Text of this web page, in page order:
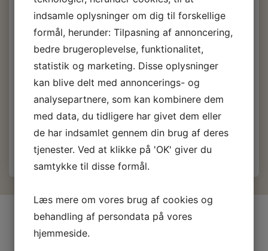
PVC Skum 75 kg./m3,
15 mm. plan plade
467,00 DKKm/Moms
373,60 DKKu/Moms)
Læg i kurv
INFORMATIONER
Firma profil
indsamle oplysninger om dig til forskellige
formål, herunder: Tilpasning af annoncering,
bedre brugeroplevelse, funktionalitet,
statistik og marketing. Disse oplysninger
kan blive delt med annoncerings- og
analysepartnere, som kan kombinere dem
med data, du tidligere har givet dem eller
de har indsamlet gennem din brug af deres
tjenester. Ved at klikke på 'OK' giver du
samtykke til disse formål.
Læs mere om vores brug af cookies og
behandling af persondata på vores
hjemmeside.